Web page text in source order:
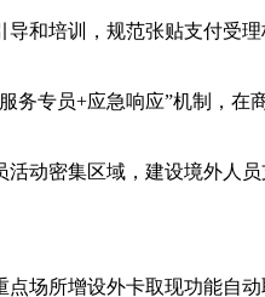
和培训，规范张贴支付受
务专员+应急响应”机制，
动密集区域，建设境外人
场所增设外卡取现功能自